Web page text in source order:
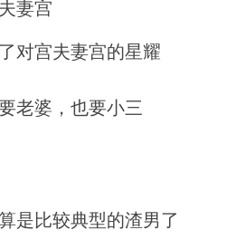
妻宫
对宫夫妻宫的星耀
老婆，也要小三
是比较典型的渣男了